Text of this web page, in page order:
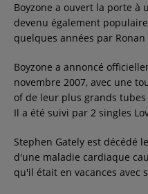
Boyzone a ouvert la porte à
devenu également
quelques années par
Boyzone a annoncé
novembre 2007, avec une
of de leur plus grands
Il a été suivi par 2 singles
Stephen Gately est décédé
d'une maladie cardiaque
qu'il était en vacances avec